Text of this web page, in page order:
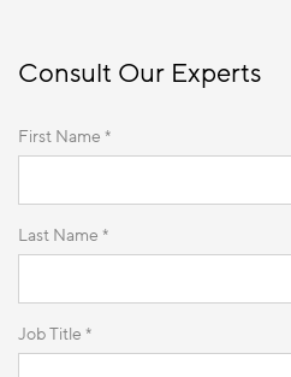
Consult Our Experts
First Name *
Last Name *
Job Title *